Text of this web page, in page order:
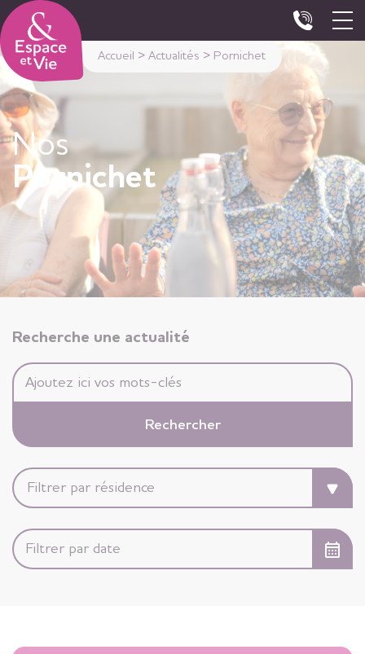
Accueil > Actualités > Pornichet
Nos
Pornichet
Recherche une actualité
Panneau de gestion des cookies